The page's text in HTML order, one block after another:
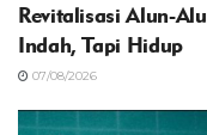
Revitalisasi Alun-
Indah, Tapi Hidup
07/08/2026